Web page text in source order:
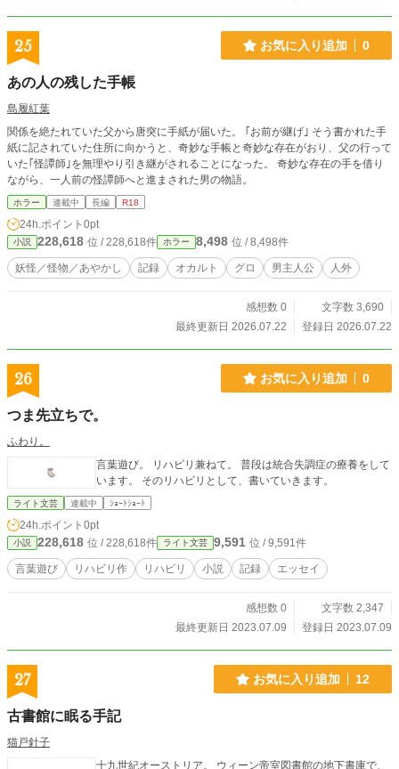
25 お気に入り追加 0
あの人の残した手帳
島履紅葉
関係を絶たれていた父から唐突に手紙が届いた。 ｢お前が継げ｣ そう書かれた手
紙に記されていた住所に向かうと、奇妙な手帳と奇妙な存在がおり、父の行って
いた｢怪譚師｣を無理やり引き継がされることになった。 奇妙な存在の手を借り
ながら、一人前の怪譚師へと進まされた男の物語。
ホラー 連載中 長編 R18
24h.ポイント 0pt
小説 228,618 位 / 228,618件 ホラー 8,498 位 / 8,498件
妖怪／怪物／あやかし 記録 オカルト グロ 男主人公 人外
感想数 0
文字数 3,690
最終更新日 2026.07.22
登録日 2026.07.22
26 お気に入り追加 0
つま先立ちで。
ふわり。
言葉遊び。 リハビリ兼ねて。 普段は統合失調症の療養をして
います。 そのリハビリとして、書いていきます。
ライト文芸 連載中 ｼｮｰﾄｼｮｰﾄ
24h.ポイント 0pt
小説 228,618 位 / 228,618件 ライト文芸 9,591 位 / 9,591件
言葉遊び リハビリ作 リハビリ 小説 記録 エッセイ
感想数 0
文字数 2,347
最終更新日 2023.07.09
登録日 2023.07.09
27 お気に入り追加 12
古書館に眠る手記
猫戸針子
十九世紀オーストリア。 ウィーン帝室図書館の地下書庫で、